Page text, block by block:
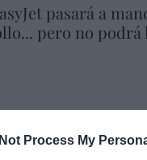
Process My
pasará a
pero no podrá
pero los